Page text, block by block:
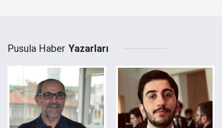
Pusula Haber Yazarları